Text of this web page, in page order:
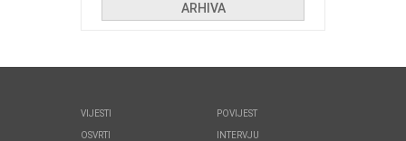
ARHIVA
VIJESTI
OSVRTI
POVIJEST
INTERVJU